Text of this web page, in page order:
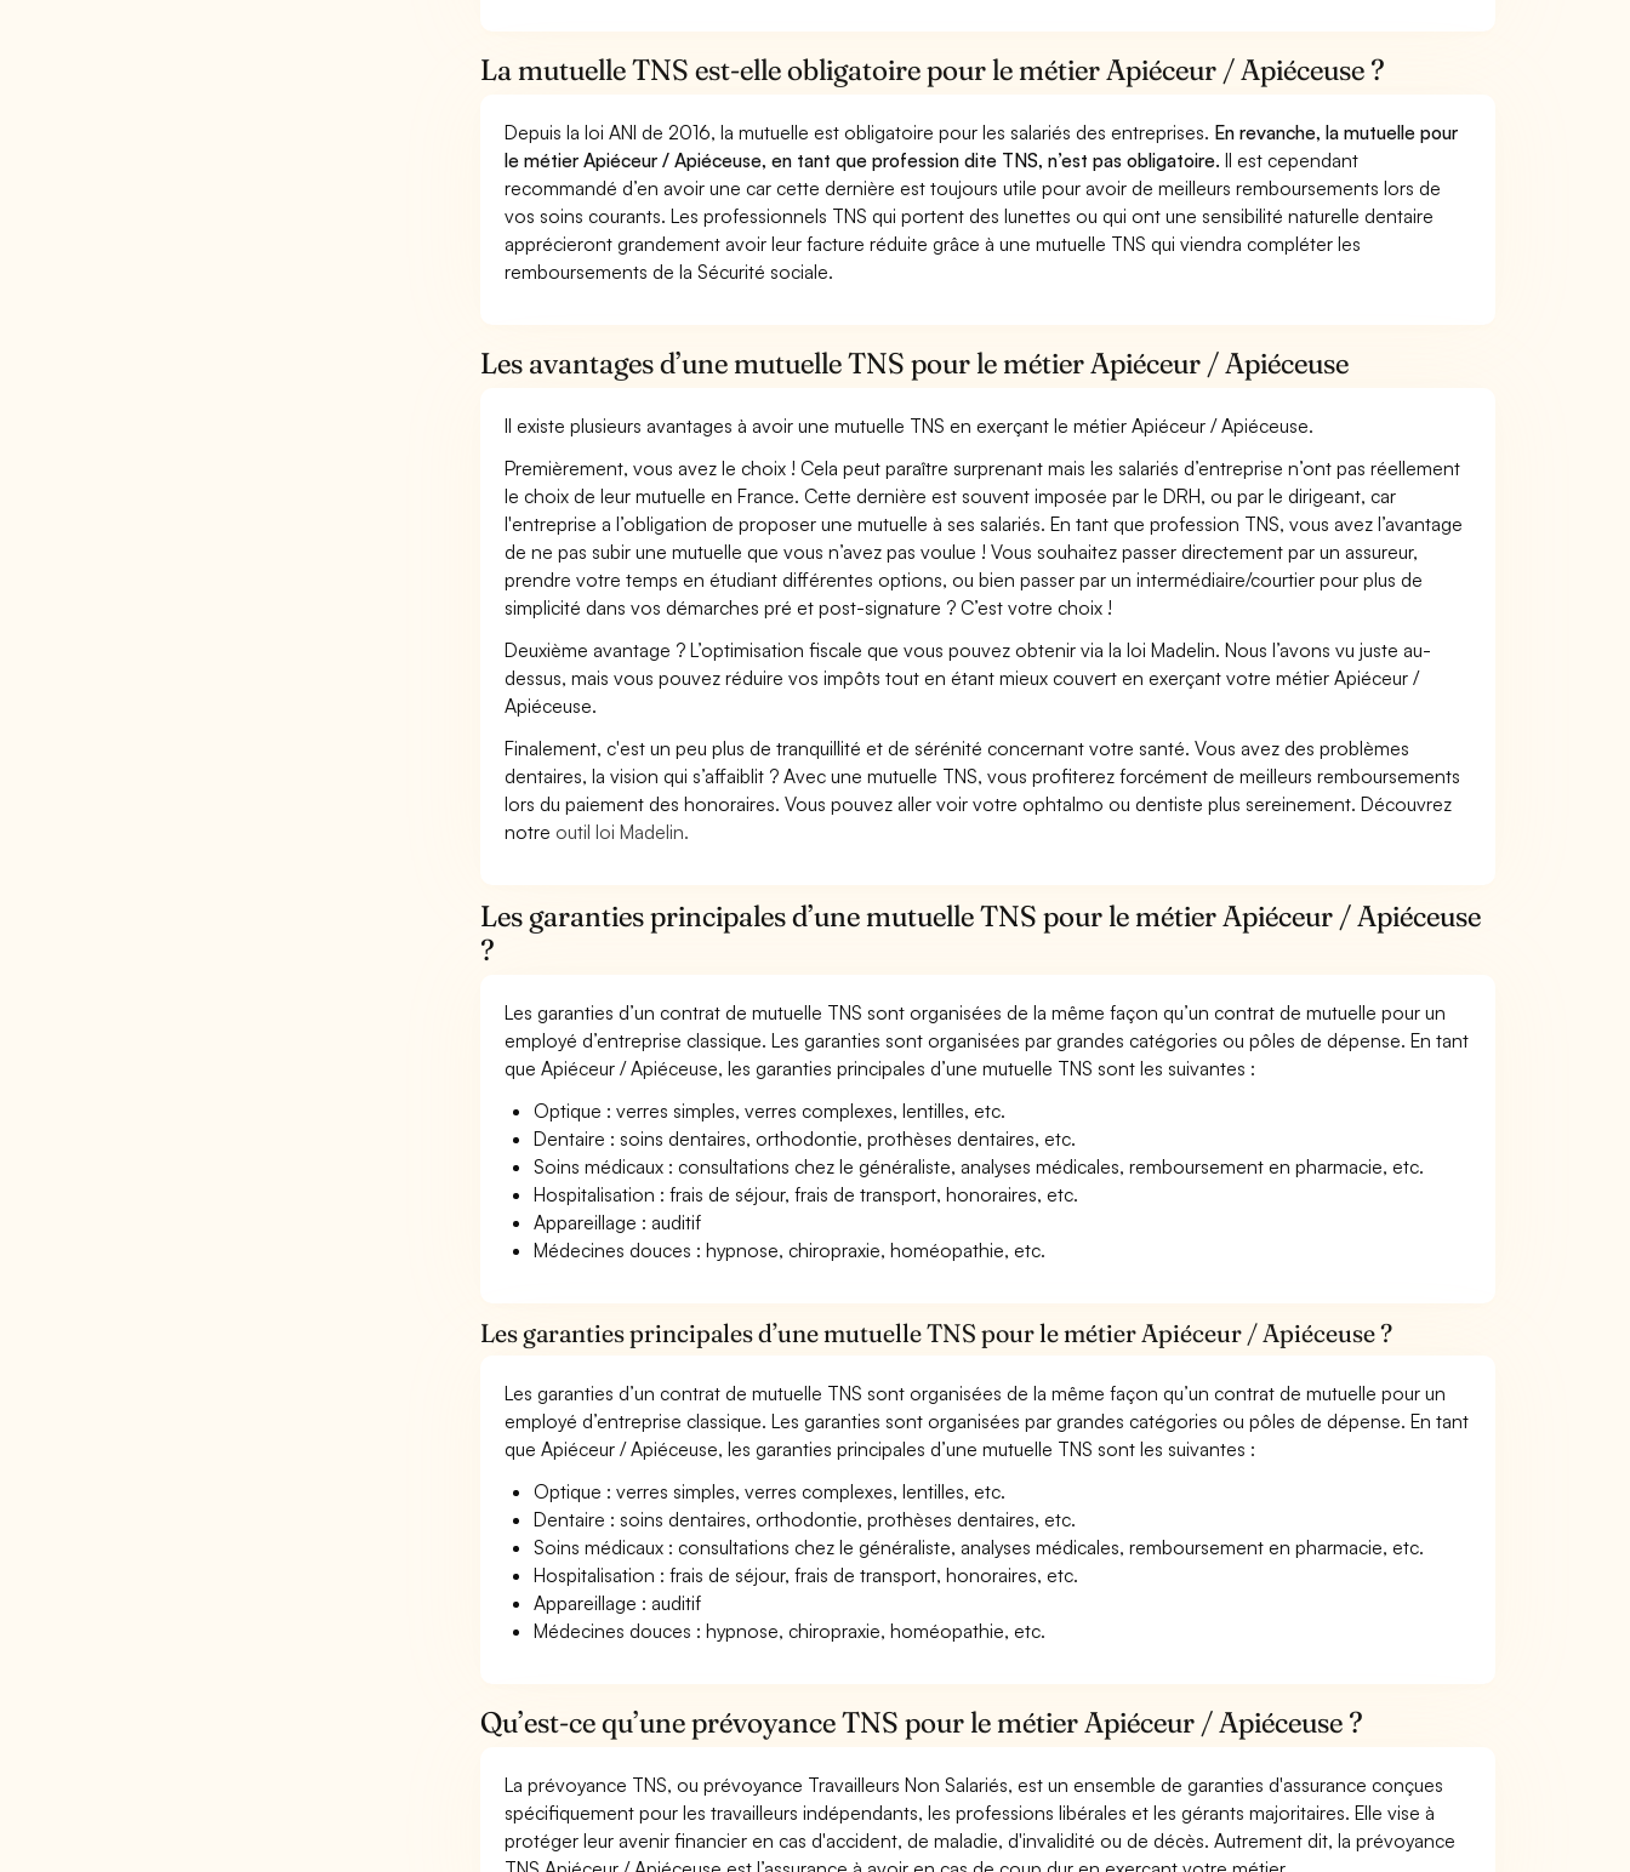
La mutuelle TNS est-elle obligatoire pour le métier Apiéceur / Apiéceuse ?
Depuis la loi ANI de 2016, la mutuelle est obligatoire pour les salariés des entreprises. En revanche, la mutuelle pour
le métier Apiéceur / Apiéceuse, en tant que profession dite TNS, n’est pas obligatoire.Il est cependant
recommandé d’en avoir une car cette dernière est toujours utile pour avoir de meilleurs remboursements lors de
vos soins courants. Les professionnels TNS qui portent des lunettes ou qui ont une sensibilité naturelle dentaire
apprécieront grandement avoir leur facture réduite grâce à une mutuelle TNS qui viendra compléter les
remboursements de la Sécurité sociale.
Les avantages d’une mutuelle TNS pour le métier Apiéceur / Apiéceuse
Il existe plusieurs avantages à avoir une mutuelle TNS en exerçant le métier Apiéceur / Apiéceuse.
Premièrement, vous avez le choix ! Cela peut paraître surprenant mais les salariés d’entreprise n’ont pas réellement
le choix de leur mutuelle en France. Cette dernière est souvent imposée par le DRH, ou par le dirigeant, car
l'entreprise a l’obligation de proposer une mutuelle à ses salariés. En tant que profession TNS, vous avez l’avantage
de ne pas subir une mutuelle que vous n’avez pas voulue ! Vous souhaitez passer directement par un assureur,
prendre votre temps en étudiant différentes options, ou bien passer par un intermédiaire/courtier pour plus de
simplicité dans vos démarches pré et post-signature ? C’est votre choix !
Deuxième avantage ? L’optimisation fiscale que vous pouvez obtenir via la loi Madelin. Nous l’avons vu juste au-
dessus, mais vous pouvez réduire vos impôts tout en étant mieux couvert en exerçant votre métier Apiéceur /
Apiéceuse.
Finalement, c'est un peu plus de tranquillité et de sérénité concernant votre santé. Vous avez des problèmes
dentaires, la vision qui s’affaiblit ? Avec une mutuelle TNS, vous profiterez forcément de meilleurs remboursements
lors du paiement des honoraires. Vous pouvez aller voir votre ophtalmo ou dentiste plus sereinement. Découvrez
notre outil loi Madelin.
Les garanties principales d’une mutuelle TNS pour le métier Apiéceur / Apiéceuse
?
Les garanties d’un contrat de mutuelle TNS sont organisées de la même façon qu’un contrat de mutuelle pour un
employé d’entreprise classique. Les garanties sont organisées par grandes catégories ou pôles de dépense. En tant
que Apiéceur / Apiéceuse, les garanties principales d’une mutuelle TNS sont les suivantes :
Optique : verres simples, verres complexes, lentilles, etc.
Dentaire : soins dentaires, orthodontie, prothèses dentaires, etc.
Soins médicaux : consultations chez le généraliste, analyses médicales, remboursement en pharmacie, etc.
Hospitalisation : frais de séjour, frais de transport, honoraires, etc.
Appareillage : auditif
Médecines douces : hypnose, chiropraxie, homéopathie, etc.
Les garanties principales d’une mutuelle TNS pour le métier Apiéceur / Apiéceuse ?
Les garanties d’un contrat de mutuelle TNS sont organisées de la même façon qu’un contrat de mutuelle pour un
employé d’entreprise classique. Les garanties sont organisées par grandes catégories ou pôles de dépense. En tant
que Apiéceur / Apiéceuse, les garanties principales d’une mutuelle TNS sont les suivantes :
Optique : verres simples, verres complexes, lentilles, etc.
Dentaire : soins dentaires, orthodontie, prothèses dentaires, etc.
Soins médicaux : consultations chez le généraliste, analyses médicales, remboursement en pharmacie, etc.
Hospitalisation : frais de séjour, frais de transport, honoraires, etc.
Appareillage : auditif
Médecines douces : hypnose, chiropraxie, homéopathie, etc.
Qu’est-ce qu’une prévoyance TNS pour le métier Apiéceur / Apiéceuse ?
La prévoyance TNS, ou prévoyance Travailleurs Non Salariés, est un ensemble de garanties d'assurance conçues
spécifiquement pour les travailleurs indépendants, les professions libérales et les gérants majoritaires. Elle vise à
protéger leur avenir financier en cas d'accident, de maladie, d'invalidité ou de décès. Autrement dit, la prévoyance